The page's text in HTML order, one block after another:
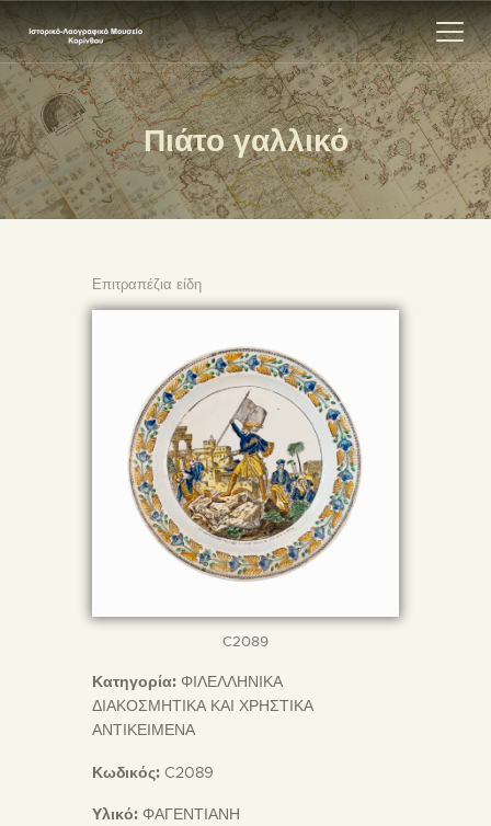
Πιάτο γαλλικό
ΑΡΧΙΚΗ
ΕΚΘΕΣΗ
ΣΧΕΤΙΚΑ
Επιτραπέζια είδη
C2089
Κατηγορία: ΦΙΛΕΛΛΗΝΙΚΑ
ΔΙΑΚΟΣΜΗΤΙΚΑ ΚΑΙ ΧΡΗΣΤΙΚΑ
ΑΝΤΙΚΕΙΜΕΝΑ
Κωδικός: C2089
Υλικό: ΦΑΓΕΝΤΙΑΝΗ